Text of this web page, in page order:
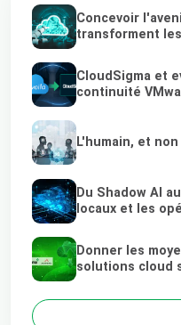
Concevoir
transforment
CloudSigma et
continuité
L'humain, et
Du Shadow AI
locaux et les
Donner les
solutions cloud